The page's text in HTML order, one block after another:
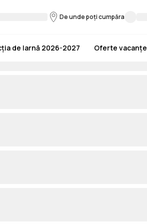
De unde poți cumpăra
de Iarnă 2026-2027 Oferte vacanțe